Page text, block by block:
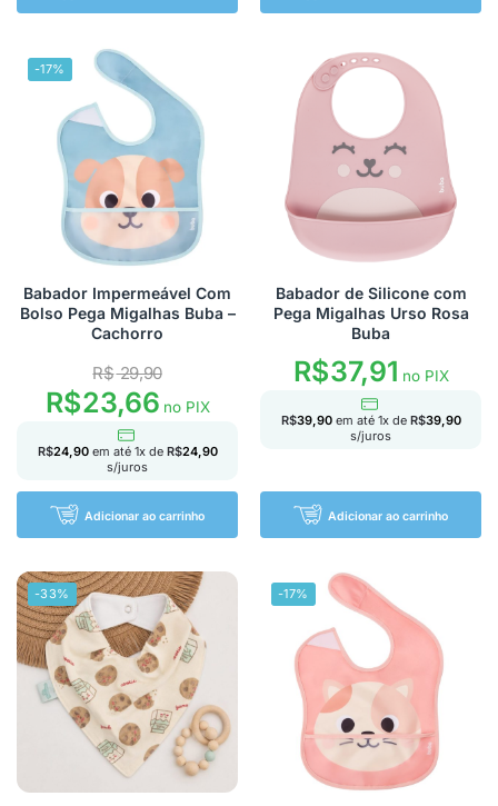
-17%
Babador Impermeável Com
Bolso Pega Migalhas Buba –
Cachorro
R$29,90
R$23,66no PIX
R$24,90 em até 1x de R$24,90
s/juros
Adicionar ao carrinho
Babador de Silicone com
Pega Migalhas Urso Rosa
Buba
R$37,91 no PIX
R$39,90 em até 1x de R$39,90
s/juros
Adicionar ao carrinho
-33% -17%